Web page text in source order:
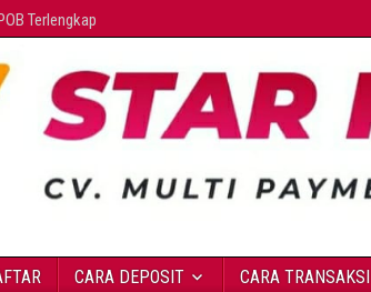
Terlengkap
CARA DEPOSIT CARA TRANSAKSI